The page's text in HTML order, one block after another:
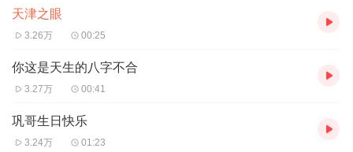
天津之眼
3.26万 00:25
你这是天生的八字不合
3.27万 00:41
巩哥生日快乐
3.24万 01:23